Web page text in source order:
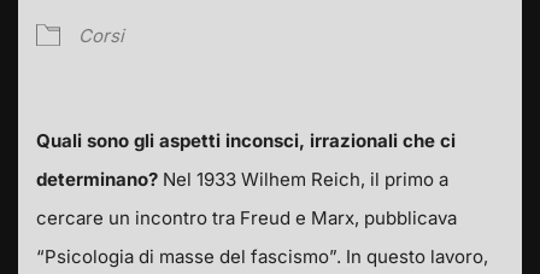
Corsi
Quali sono gli aspetti inconsci, irrazionali che ci
determinano? Nel 1933 Wilhem Reich, il primo a
cercare un incontro tra Freud e Marx, pubblicava
“Psicologia di masse del fascismo”. In questo lavoro,